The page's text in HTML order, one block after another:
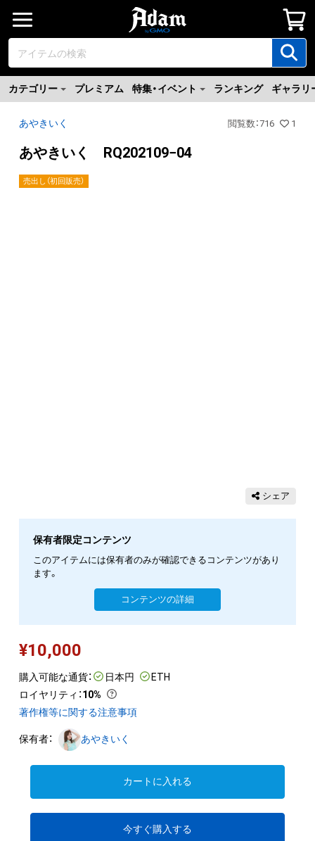
カテゴリー プレミアム 特集・イベント ランキング ギャラリ
あやきいく 閲覧数 ：716 1
あやきいく RQ202109−04
売出し（初回販売）
シェア
保有者限定コンテンツ
このアイテムには保有者のみが確認できるコンテンツがあり
ます。
コンテンツの詳細
¥10,000
購入可能な通貨： 日本円
ETH
ロイヤリティ ：10%
著作権等に関する注意事項
保有者： あやきいく
カートに入れる
今すぐ購入する